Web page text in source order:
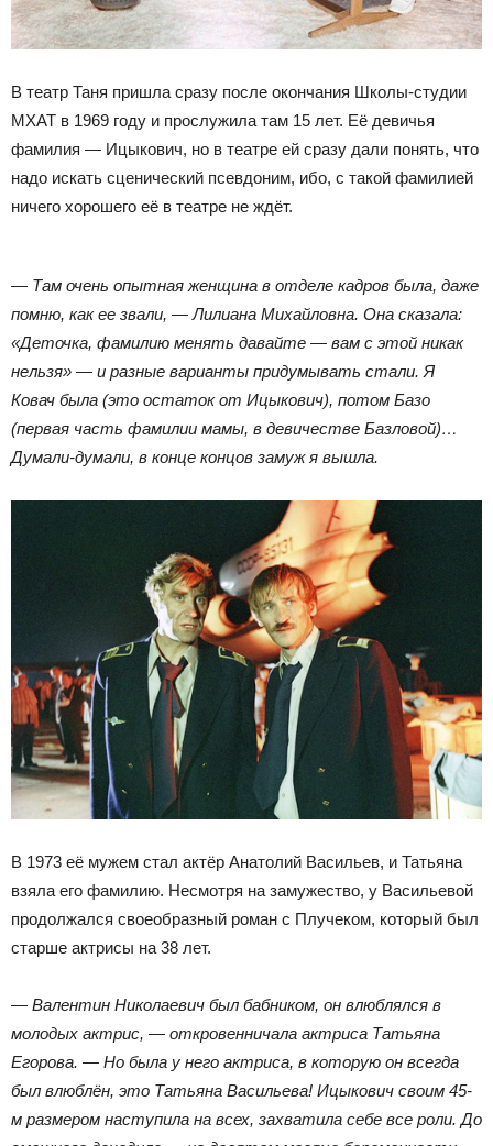
В театр Таня пришла сразу после окончания Школы-студии
МХАТ в 1969 году и прослужила там 15 лет. Её девичья
фамилия — Ицыкович, но в театре ей сразу дали понять, что
надо искать сценический псевдоним, ибо, с такой фамилией
ничего хорошего её в театре не ждёт.
— Там очень опытная женщина в отделе кадров была, даже
помню, как ее звали, — Лилиана Михайловна. Она сказала:
«Деточка, фамилию менять давайте — вам с этой никак
нельзя» — и разные варианты придумывать стали. Я
Ковач была (это остаток от Ицыкович), потом Базо
(первая часть фамилии мамы, в девичестве Базловой)…
Думали-думали, в конце концов замуж я вышла.
В 1973 её мужем стал актёр Анатолий Васильев, и Татьяна
взяла его фамилию. Несмотря на замужество, у Васильевой
продолжался своеобразный роман с Плучеком, который был
старше актрисы на 38 лет.
— Валентин Николаевич был бабником, он влюблялся в
молодых актрис, — откровенничала актриса Татьяна
Егорова. — Но была у него актриса, в которую он всегда
был влюблён, это Татьяна Васильева! Ицыкович своим 45-
м размером наступила на всех, захватила себе все роли. До